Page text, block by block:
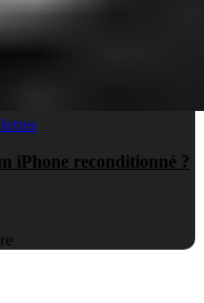
iPhone reconditionné ?